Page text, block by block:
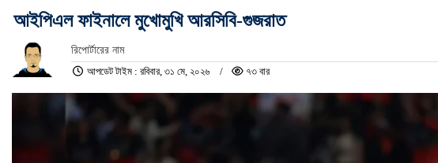
আইপিএল ফাইনালে মুখোমুখি আরসিবি-গুজরাত
রিপোর্টারের নাম
আপডেট টাইম : রবিবার, ৩১ মে, ২০২৬
৭৩ বার